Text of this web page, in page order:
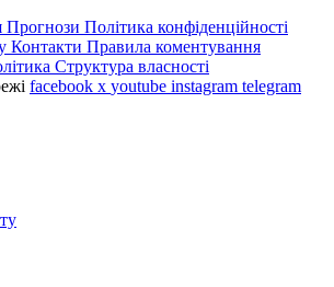
Прогнози Політика конфіденційності
Контакти Правила коментування
Структура власності
facebook x youtube instagram telegram